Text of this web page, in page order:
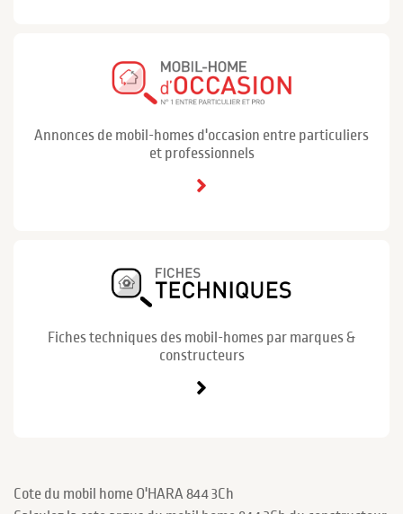
Annonces de mobil-homes d'occasion entre particuliers
et professionnels
Fiches techniques des mobil-homes par marques &
constructeurs
Cote du mobil home O'HARA 844 3Ch